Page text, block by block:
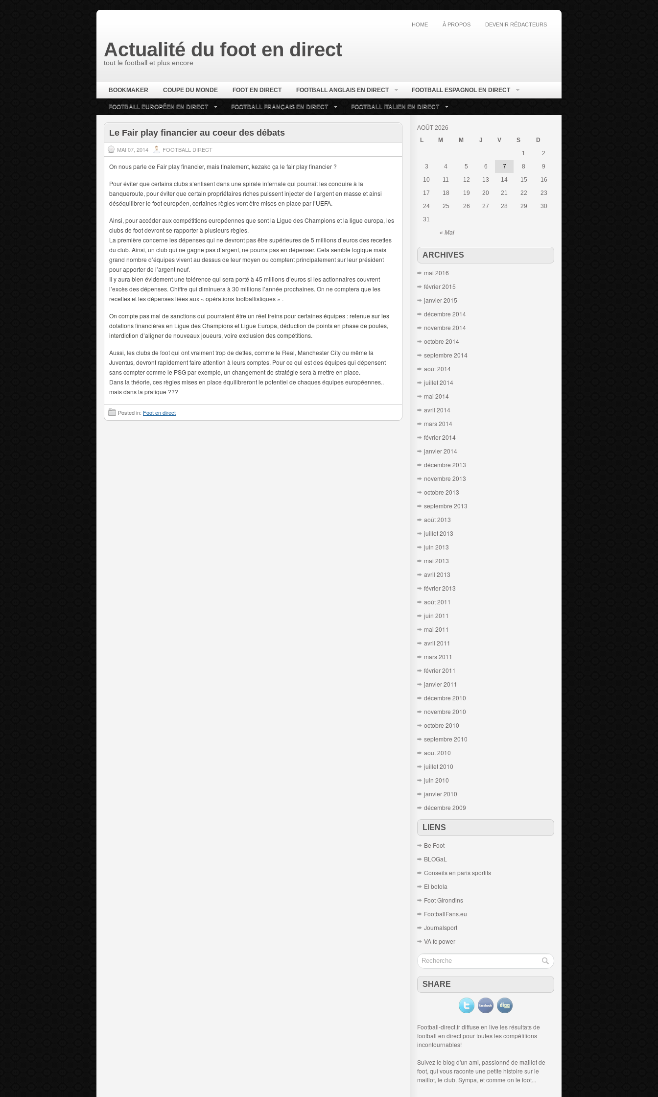
HOME À PROPOS DEVENIR RÉDACTEURS
Actualité du foot en direct
tout le football et plus encore
BOOKMAKER COUPE DU MONDE FOOT EN DIRECT FOOTBALL ANGLAIS EN DIRECT FOOTBALL ESPAGNOL EN DIRECT
FOOTBALL EUROPÉEN EN DIRECT FOOTBALL FRANÇAIS EN DIRECT FOOTBALL ITALIEN EN DIRECT
Le Fair play financier au coeur des débats
MAI 07, 2014 FOOTBALL DIRECT
On nous parle de Fair play financier, mais finalement, kezako ça le fair play financier ?
Pour éviter que certains clubs s’enlisent dans une spirale infernale qui pourrait les conduire à la
banqueroute, pour éviter que certain propriétaires riches puissent injecter de l’argent en masse et ainsi
déséquilibrer le foot européen, certaines règles vont être mises en place par l’UEFA.
Ainsi, pour accéder aux compétitions européennes que sont la Ligue des Champions et la ligue europa, les
clubs de foot devront se rapporter à plusieurs règles.
La première concerne les dépenses qui ne devront pas être supérieures de 5 millions d’euros des recettes
du club. Ainsi, un club qui ne gagne pas d’argent, ne pourra pas en dépenser. Cela semble logique mais
grand nombre d’équipes vivent au dessus de leur moyen ou comptent principalement sur leur président
pour apporter de l’argent neuf.
Il y aura bien évidement une tolérence qui sera porté à 45 millions d’euros si les actionnaires couvrent
l’excès des dépenses. Chiffre qui diminuera à 30 millions l’année prochaines. On ne comptera que les
recettes et les dépenses liées aux « opérations footballistiques » .
On compte pas mal de sanctions qui pourraient être un réel freins pour certaines équipes : retenue sur les
dotations financières en Ligue des Champions et Ligue Europa, déduction de points en phase de poules,
interdiction d’alignerde nouveaux joueurs, voire exclusion des compétitions.
Aussi, les clubs de foot qui ont vraiment trop de dettes, comme le Real, Manchester City ou même la
Juventus, devront rapidement faire attention à leurs comptes. Pour ce qui est des équipes qui dépensent
sans compter comme le PSG par exemple, un changement de stratégie sera à mettre en place.
Dans la théorie, ces règles mises en place équilibreront le potentiel de chaques équipes européennes..
mais dans la pratique ???
Posted in: Foot en direct
AOÛT 2026
L
M M J V S D
« Mai
1
2
3
4 5 6 7 8
9
10
11 12 13 14 15
16
17
18 19 20 21 22
23
24
25 26 27 28 29
30
31
ARCHIVES
mai 2016
février 2015
janvier 2015
décembre 2014
novembre 2014
octobre 2014
septembre 2014
août 2014
juillet 2014
mai 2014
avril 2014
mars 2014
février 2014
janvier 2014
décembre 2013
novembre 2013
octobre 2013
septembre 2013
août 2013
juillet 2013
juin 2013
mai 2013
avril 2013
février 2013
août 2011
juin 2011
mai 2011
avril 2011
mars 2011
février 2011
janvier 2011
décembre 2010
novembre 2010
octobre 2010
septembre 2010
août 2010
juillet 2010
juin 2010
janvier 2010
décembre 2009
LIENS
Be Foot
BLOGaL
Conseils en paris sportifs
El botola
Foot Girondins
FootballFans.eu
Journalsport
VA fc power
SHARE
Football-direct.fr diffuse en live les résultats de
football en directpour toutes les compétitions
incontournables!
Suivez le blog d'un ami, passionné de maillot de
foot, qui vous raconte une petite histoire sur le
maillot, le club. Sympa, et comme on le foot...